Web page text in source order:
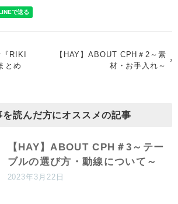
RIKI
とめ
【HAY】ABOUT CPH＃2～素
材・お手入れ～
を読んだ方にオススメの記事
【HAY】ABOUT CPH＃3～テー
ブルの選び方・動線について～
2023年3月22日